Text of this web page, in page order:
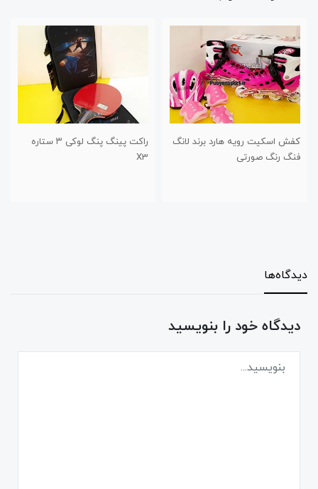
راکت پینگ پنگ لوکی ۳ ستاره
X3
تور و گیره پینگ پنگ مدل پیچی
دیدگاه‌ها
دیدگاه خود را بنویسید